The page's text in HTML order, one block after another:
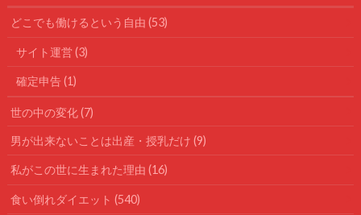
どこでも働けるという自由(53)
サイト運営(3)
確定申告(1)
世の中の変化(7)
男が出来ないことは出産・授乳だけ(9)
私がこの世に生まれた理由(16)
食い倒れダイエット(540)